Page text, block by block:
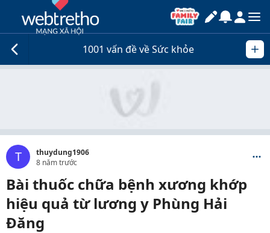
1001 vấn đề về Sức khỏe
T
thuydung1906
8 năm trước
Bài thuốc chữa bệnh xương khớp
hiệu quả từ lương y Phùng Hải
Đăng